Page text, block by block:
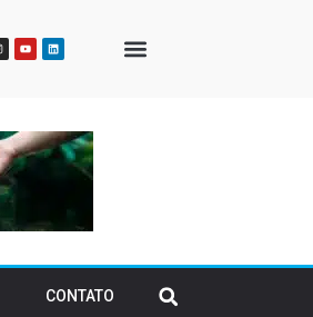
CONTATO